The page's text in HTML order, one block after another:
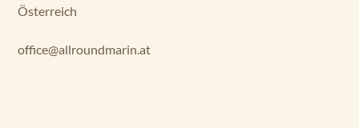
Österreich
office@allroundmarin.at